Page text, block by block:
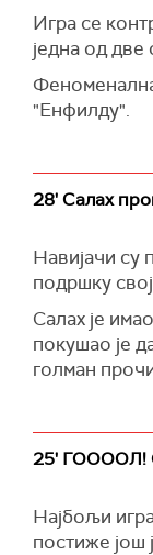
Игра се
једна од
"Енфилду".
28' Салах
Навијачи су
подршку
Салах је
покушао је
голман
25' ГООООЛ!
Најбољи
постиже још